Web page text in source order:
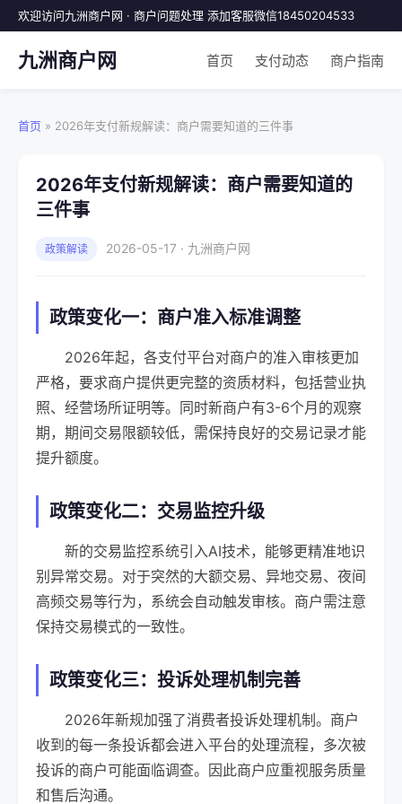
欢迎访问九洲商户网 · 商户问题处理 添加客服微信18450204533
九洲商户网 首页 支付动态 商户指南
首页 » 2026年支付新规解读：商户需要知道的三件事
2026年支付新规解读：商户需要知道的
三件事
政策解读 2026-05-17 · 九洲商户网
政策变化一：商户准入标准调整
2026年起，各支付平台对商户的准入审核更加
严格，要求商户提供更完整的资质材料，包括营业执
照、经营场所证明等。同时新商户有3-6个月的观察
期，期间交易限额较低，需保持良好的交易记录才能
提升额度。
政策变化二：交易监控升级
新的交易监控系统引入AI技术，能够更精准地识
别异常交易。对于突然的大额交易、异地交易、夜间
高频交易等行为，系统会自动触发审核。商户需注意
保持交易模式的一致性。
政策变化三：投诉处理机制完善
2026年新规加强了消费者投诉处理机制。商户
收到的每一条投诉都会进入平台的处理流程，多次被
投诉的商户可能面临调查。因此商户应重视服务质量
和售后沟通。